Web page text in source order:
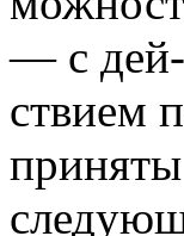
— с дей-
ствием
приняты